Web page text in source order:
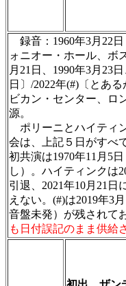
録音：1960年3月22日
ォニオー・ホール、ボ
月21日、1990年3月23
日〕/2022年(#)〔とあ
ビカン・センター、ロ
源。
ポリーニとハイティ
会は、上記５日がすべ
初共演は1970年11月5
し）。ハイティンクは
引退、2021年10月21日
えない。(#)は2019年3
音盤未発）が残されて
も日付誤記のまま供給